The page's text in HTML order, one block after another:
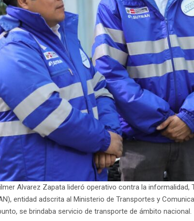
Alvarez Zapata lideró operativo contra la
entidad adscrita al Ministerio de Transportes y
se brindaba servicio de transporte de ámbito nacional.